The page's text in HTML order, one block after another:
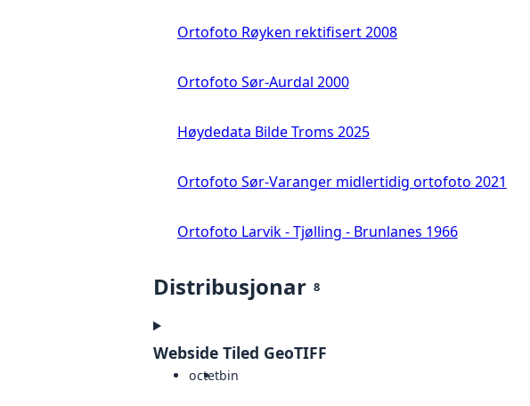
Ortofoto Røyken rektifisert 2008
Ortofoto Sør-Aurdal 2000
Høydedata Bilde Troms 2025
Ortofoto Sør-Varanger midlertidig ortofoto 2021
Ortofoto Larvik - Tjølling - Brunlanes 1966
Distribusjonar 8
Webside Tiled GeoTIFF
octetbin